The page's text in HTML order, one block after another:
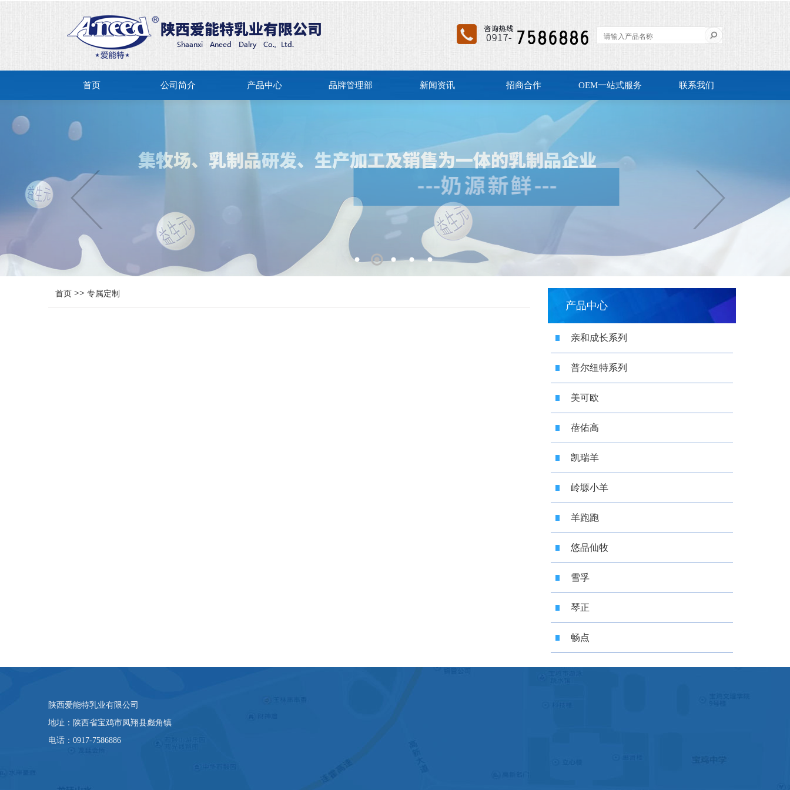
首页 公司简介 产品中心 品牌管理部 新闻资讯 招商合作 OEM一站式服务 联系我们
首页 >> 专属定制
产品中心
亲和成长系列
普尔纽特系列
美可欧
蓓佑高
凯瑞羊
岭塬小羊
羊跑跑
悠品仙牧
雪孚
琴正
畅点
陕西爱能特乳业有限公司
地址：陕西省宝鸡市凤翔县彪角镇
电话：0917-7586886